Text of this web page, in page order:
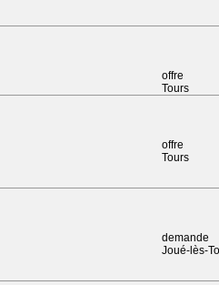
offre
Tours
offre
Tours
demande
Joué-lès-